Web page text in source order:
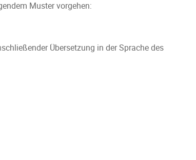
Muster vorgehen:
Übersetzung in der Sprache des